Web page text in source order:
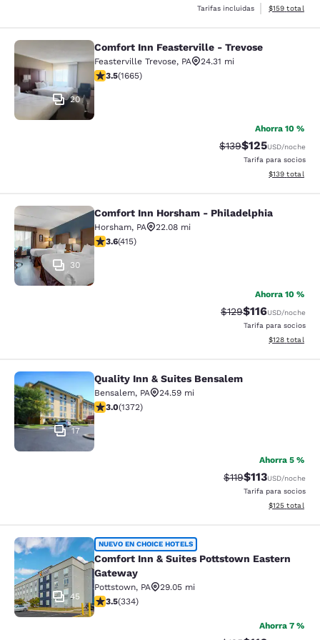
Tarifas incluidas
Ver detalles
$159 total
Comfort Inn Feasterville - Trevose
20
Comfort Inn Feasterville - Trevose
Feasterville Trevose, PA
24.31 mi
calificación de 3.46 estrellas. Bueno. 1665 reseñas
3.5(1665)
Ahorra 10 %
Precio tachado:
$139Precio con
$125USD/noche
Tarifa para socios
Ver detalles
$139 total
Comfort Inn Horsham -
30
Comfort Inn Horsham - Philadelphia
Horsham, PA
22.08 mi
calificación de 3.65 estrellas. Bueno. 415 reseñas
3.6(415)
Ahorra 10 %
Precio tachado:
$129Precio con
$116USD/noche
Tarifa para socios
Ver detalles
$128 total
Quality Inn & Suites Bensalem
17
Quality Inn & Suites Bensalem
Bensalem, PA
24.59 mi
calificación de 3.03 estrellas. Feria. 1372 reseñas
3.0(1372)
Ahorra 5 %
Precio tachado:
$119Precio con
$113USD/noche
Tarifa para socios
Ver detalles
$125 total
Comfort Inn & Suites Pottstown
45
NUEVO EN CHOICE HOTELS
Comfort Inn & Suites Pottstown Eastern
Gateway
Pottstown, PA
29.05 mi
calificación de 3.46 estrellas. Bueno. 334 reseñas
3.5(334)
Ahorra 7 %